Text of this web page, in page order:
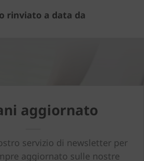
rinviato a data da
aggiornato
servizio di newsletter per
aggiornato sulle nostre